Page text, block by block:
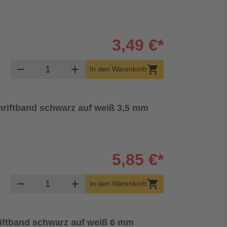
3,49 €*
remove Produkt Warenkorb Menge
add In den Warenkorbshopping_cart
schwarz auf weiß 3,5 mm
5,85 €*
remove Produkt Warenkorb Menge
add In den Warenkorbshopping_cart
schwarz auf weiß 6 mm